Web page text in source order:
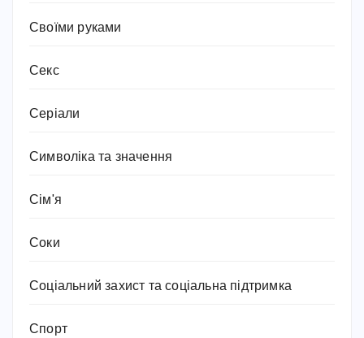
Своїми руками
Секс
Серіали
Символіка та значення
Сім'я
Соки
Соціальний захист та соціальна підтримка
Спорт